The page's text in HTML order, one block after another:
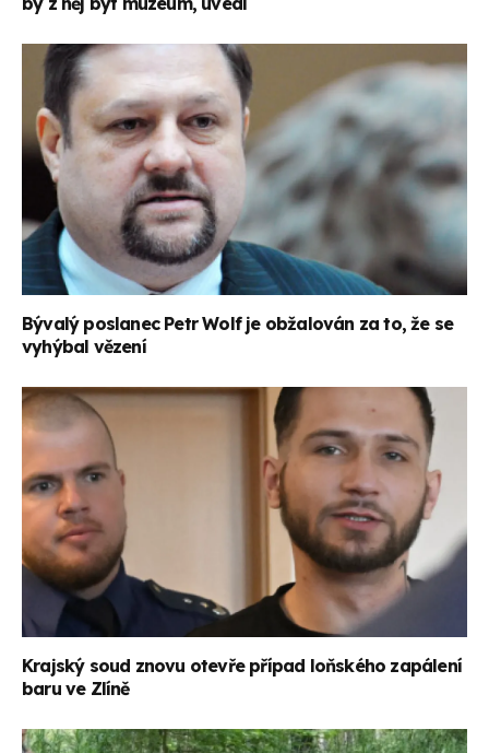
Bývalý poslanec Petr Wolf je obžalován za to, že se
vyhýbal vězení
Krajský soud znovu otevře případ loňského zapálení
baru ve Zlíně